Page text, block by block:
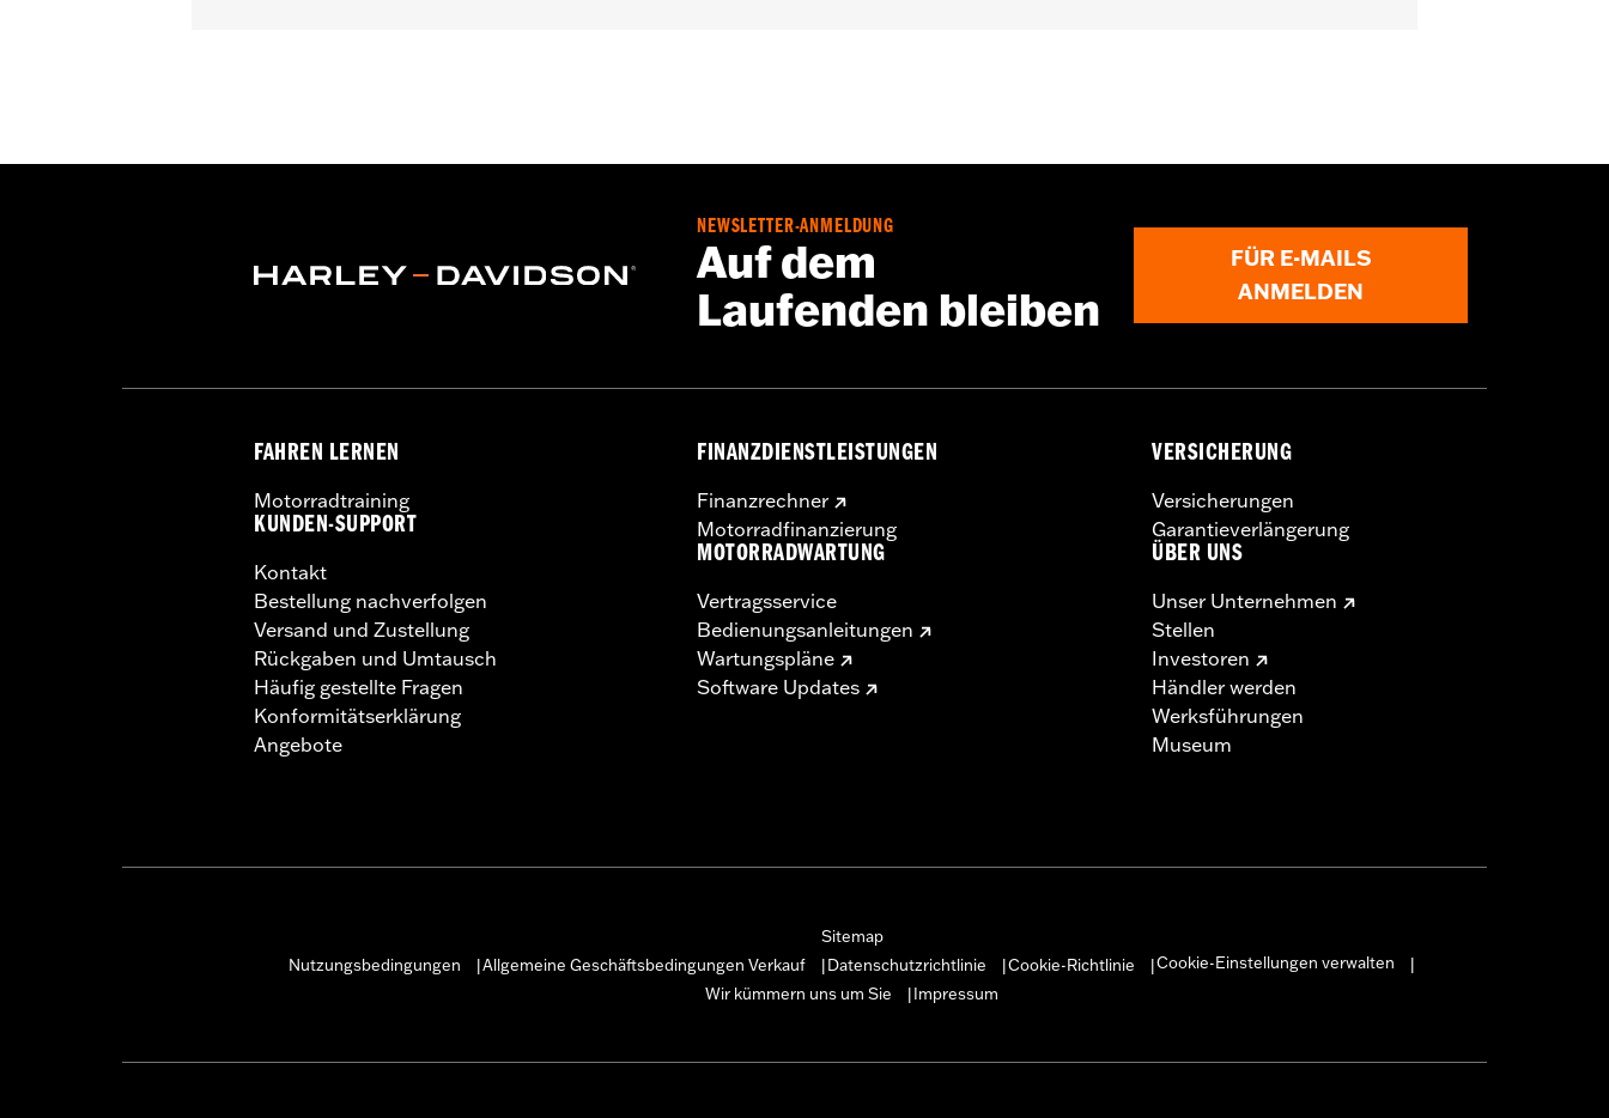
NEWSLETTER-ANMELDUNG
Auf dem
Laufenden bleiben
FÜR E-MAILS
ANMELDEN
FAHREN LERNEN
Motorradtraining
KUNDEN-SUPPORT
Kontakt
Bestellung nachverfolgen
Versand und Zustellung
Rückgaben und Umtausch
Häufig gestellte Fragen
Konformitätserklärung
Angebote
FINANZDIENSTLEISTUNGEN
Finanzrechner
Motorradfinanzierung
MOTORRADWARTUNG
Vertragsservice
Bedienungsanleitungen
Wartungspläne
Software Updates
VERSICHERUNG
Versicherungen
Garantieverlängerung
ÜBER UNS
Unser Unternehmen
Stellen
Investoren
Händler werden
Werksführungen
Museum
Sitemap
Nutzungsbedingungen
Allgemeine Geschäftsbedingungen Verkauf Datenschutzrichtlinie Cookie-Richtlinie Cookie-Einstellungen verwalten
Wir kümmern uns um Sie
Impressum